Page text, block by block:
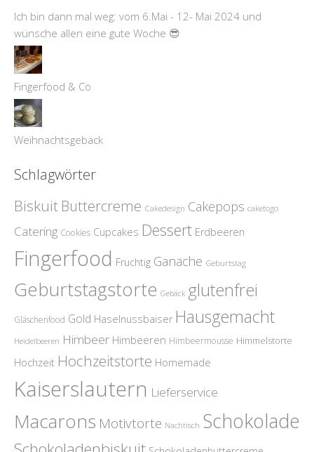
Ich bin dann mal weg: vom 6.Mai - 12- Mai 2024 und
wünsche allen eine gute Woche 😎
Fingerfood & Co
Weihnachtsgebäck
Schlagwörter
Biskuit Buttercreme Cakedesign Cakepops caketogo
Catering Cookies Cupcakes Dessert Erdbeeren
Fingerfood Fruchtig Ganache Geburtstag
Geburtstagstorte Gebäck glutenfrei
Gläschenfood Gold Haselnussbaiser Hausgemacht
Heidelbeeren Himbeer Himbeeren Himbeermousse Himmelstorte
Hochzeit Hochzeitstorte Homemade
Kaiserslautern Lieferservice
Macarons Motivtorte Nachtisch Schokolade